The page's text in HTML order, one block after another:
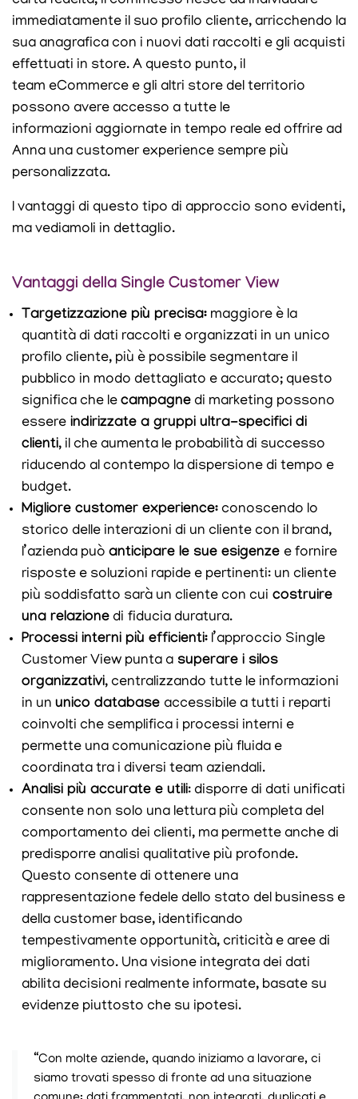
immediatamente il suo profilo cliente, arricchendo la
sua anagrafica con i nuovi dati raccolti e gli acquisti
effettuati in store. A questo punto, il
team eCommerce e gli altri store del territorio
possono avere accesso a tutte le
informazioni aggiornate in tempo reale ed offrire ad
Anna una customer experience sempre più
personalizzata.
I vantaggi di questo tipo di approccio sono evidenti,
ma vediamoli in dettaglio.
Vantaggi della Single Customer View
Targetizzazione più precisa: maggiore è la
quantità di dati raccolti e organizzati in un unico
profilo cliente, più è possibile segmentare il
pubblico in modo dettagliato e accurato; questo
significa che le campagne di marketing possono
essere indirizzate a gruppi ultra-specifici di
clienti, il che aumenta le probabilità di successo
riducendo al contempo la dispersione di tempo e
budget.
Migliore customer experience: conoscendo lo
storico delle interazioni di un cliente con il brand,
l’azienda può anticipare le sue esigenze e fornire
risposte e soluzioni rapide e pertinenti: un cliente
più soddisfatto sarà un cliente con cui costruire
una relazione di fiducia duratura.
Processi interni più efficienti: l’approccio Single
Customer View punta a superare i silos
organizzativi, centralizzando tutte le informazioni
in un unico database accessibile a tutti i reparti
coinvolti che semplifica i processi interni e
permette una comunicazione più fluida e
coordinata tra i diversi team aziendali.
Analisi più accurate e utili: disporre di dati unificati
consente non solo una lettura più completa del
comportamento dei clienti, ma permette anche di
predisporre analisi qualitative più profonde.
Questo consente di ottenere una
rappresentazione fedele dello stato del business e
della customer base, identificando
tempestivamente opportunità, criticità e aree di
miglioramento. Una visione integrata dei dati
abilita decisioni realmente informate, basate su
evidenze piuttosto che su ipotesi.
“Con molte aziende, quando iniziamo a lavorare, ci
siamo trovati spesso di fronte ad una situazione